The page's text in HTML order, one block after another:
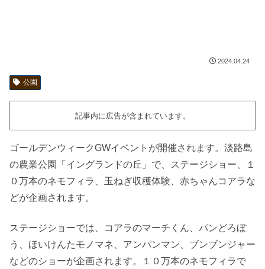
2024.04.24
公園
記事内に広告が含まれています。
ゴールデンウィークGWイベントが開催されます。淡路島
の農業公園「イングランドの丘」で、ステージショー、１
０万本のネモフィラ、玉ねぎ収穫体験、赤ちゃんコアラな
どが企画されます。
ステージショーでは、コアラのマーチくん、パンどろぼ
う、ほいけんたモノマネ、アンパンマン、ブンブンジャー
などのショーが企画されます。１０万本のネモフィラで